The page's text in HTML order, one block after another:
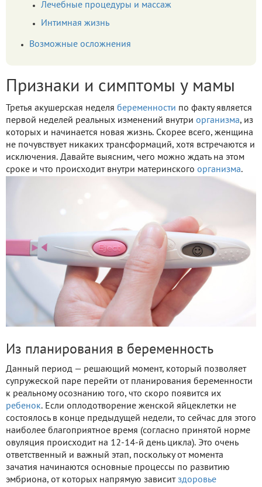
Лечебные процедуры и массаж
Интимная жизнь
Возможные осложнения
Признаки и симптомы у мамы
Третья акушерская неделя беременности по факту является
первой неделей реальных изменений внутри организма, из
которых и начинается новая жизнь. Скорее всего, женщина
не почувствует никаких трансформаций, хотя встречаются и
исключения. Давайте выясним, чего можно ждать на этом
сроке и что происходит внутри материнского организма.
Из планирования в беременность
Данный период — решающий момент, который позволяет
супружеской паре перейти от планирования беременности
к реальному осознанию того, что скоро появится их
ребенок. Если оплодотворение женской яйцеклетки не
состоялось в конце предыдущей недели, то сейчас для этого
наиболее благоприятное время (согласно принятой норме
овуляция происходит на 12-14-й день цикла). Это очень
ответственный и важный этап, поскольку от момента
зачатия начинаются основные процессы по развитию
эмбриона, от которых напрямую зависит здоровье